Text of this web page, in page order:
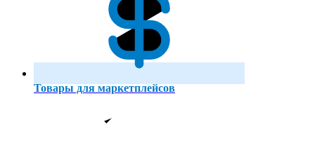
Товары для маркетплейсов